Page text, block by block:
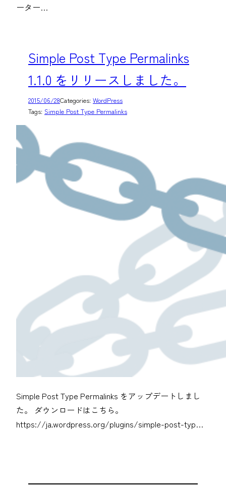
ーター…
Simple Post Type Permalinks
1.1.0 をリリースしました。
2015/06/28Categories: WordPress
Tags: Simple Post Type Permalinks
Simple Post Type Permalinks をアップデートしまし
た。 ダウンロードはこちら。
https://ja.wordpress.org/plugins/simple-post-typ…